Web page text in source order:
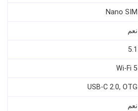
Nano SIM
نعم
5.1
Wi-Fi 5
USB-C 2.0, OTG
نعم